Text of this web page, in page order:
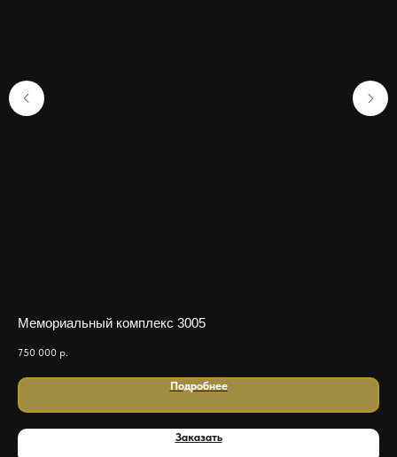
Мемориальный комплекс 3005
750 000 р.
Подробнее
Заказать